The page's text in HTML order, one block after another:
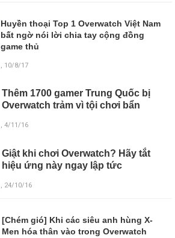
Huyền thoại Top 1 Overwatch Việt Nam
bất ngờ nói lời chia tay cộng đồng
game thủ
, 10/8/17
Thêm 1700 gamer Trung Quốc bị
Overwatch trảm vì tội chơi bẩn
, 4/11/16
Giật khi chơi Overwatch? Hãy tắt
hiệu ứng này ngay lập tức
, 24/10/16
[Chém gió] Khi các siêu anh hùng X-
Men hóa thân vào trong Overwatch